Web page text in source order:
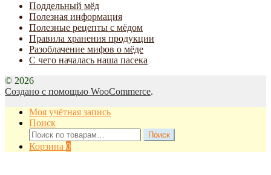
Поддельный мёд
Полезная информация
Полезные рецепты с мёдом
Правила хранения продукции
Разоблачение мифов о мёде
С чего началась наша пасека
© 2026
Создано с помощью WooCommerce.
Моя учётная запись
Поиск
Искать:
Поиск
Корзина 0